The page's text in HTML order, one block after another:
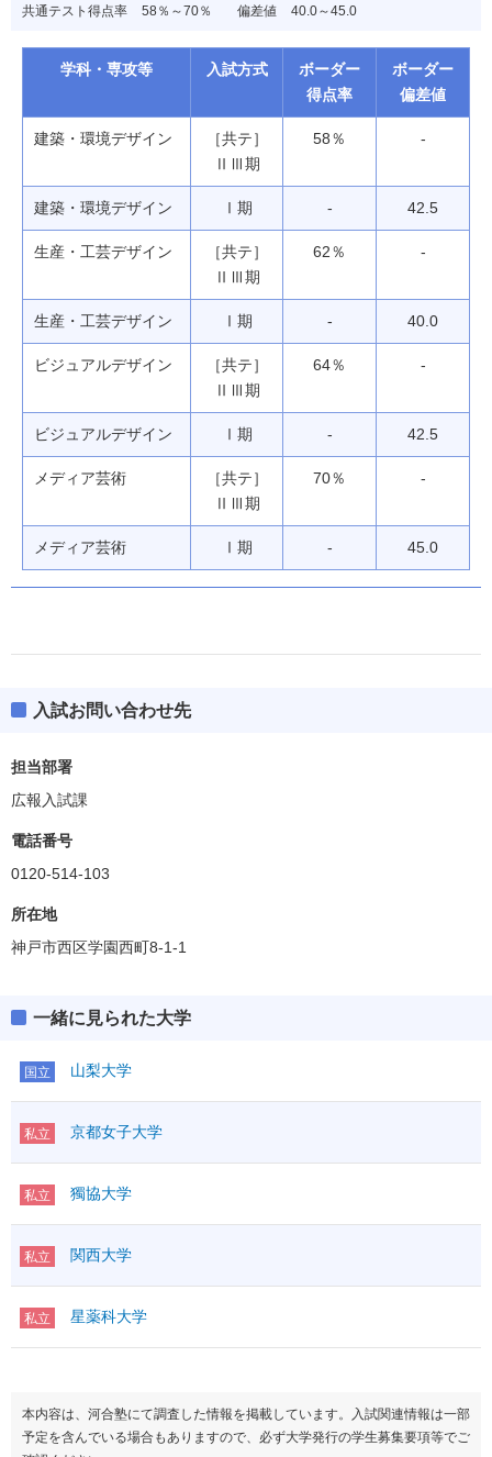
共通テスト得点率 58％～70％ 偏差値 40.0～45.0
学科・専攻等 入試方式
ボーダー
得点率
ボーダー
偏差値
建築・環境デザイン
［共テ］
ⅡⅢ期
58％ -
建築・環境デザイン Ⅰ期 - 42.5
生産・工芸デザイン
［共テ］
ⅡⅢ期
62％ -
生産・工芸デザイン Ⅰ期 - 40.0
ビジュアルデザイン
［共テ］
ⅡⅢ期
64％ -
ビジュアルデザイン Ⅰ期 - 42.5
メディア芸術
［共テ］
ⅡⅢ期
70％ -
メディア芸術 Ⅰ期 - 45.0
偏差値
建築・環境デザイン
生産・工芸デザイン
ビジュアルデザイン
入試お問い合わせ先
担当部署
広報入試課
電話番号
0120-514-103
所在地
神戸市西区学園西町8-1-1
一緒に見られた大学
国立 山梨大学
私立 京都女子大学
私立 獨協大学
私立 関西大学
私立 星薬科大学
本内容は、河合塾にて調査した情報を掲載しています。入試関連情報は一部
予定を含んでいる場合もありますので、必ず大学発行の学生募集要項等でご